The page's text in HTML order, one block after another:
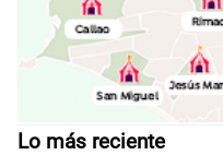
Lo más reciente